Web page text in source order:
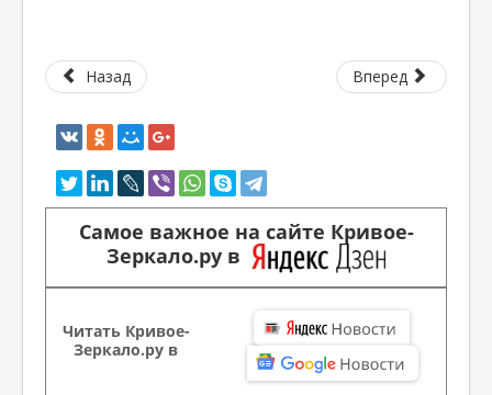
Назад Вперед
Самое важное на сайте Кривое-
Зеркало.ру в
Читать Кривое-
Зеркало.ру в